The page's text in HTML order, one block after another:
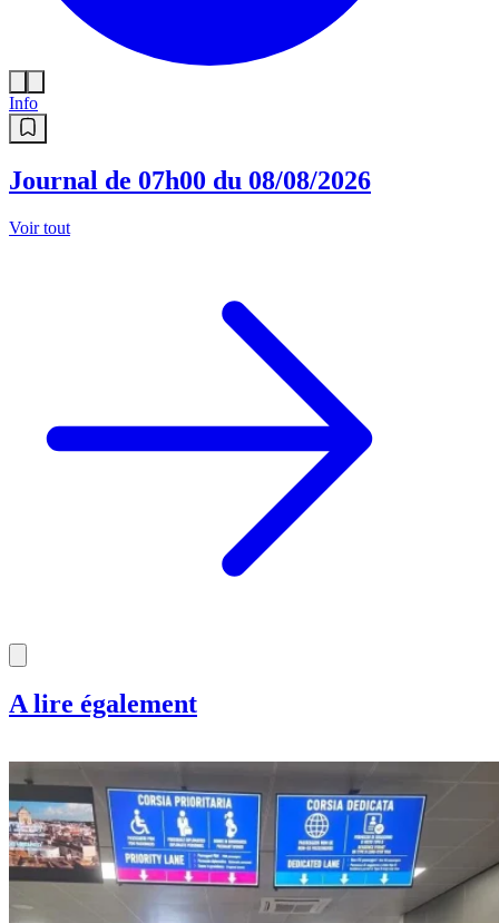
Info
Journal de 07h00 du 08/08/2026
Voir tout
A lire également